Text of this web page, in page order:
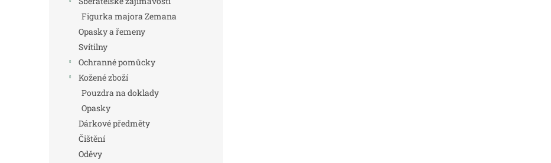
Figurka majora Zemana
Opasky a řemeny
Svítilny
Ochranné pomůcky
Kožené zboží
Pouzdra na doklady
Opasky
Dárkové předměty
Čištění
Oděvy